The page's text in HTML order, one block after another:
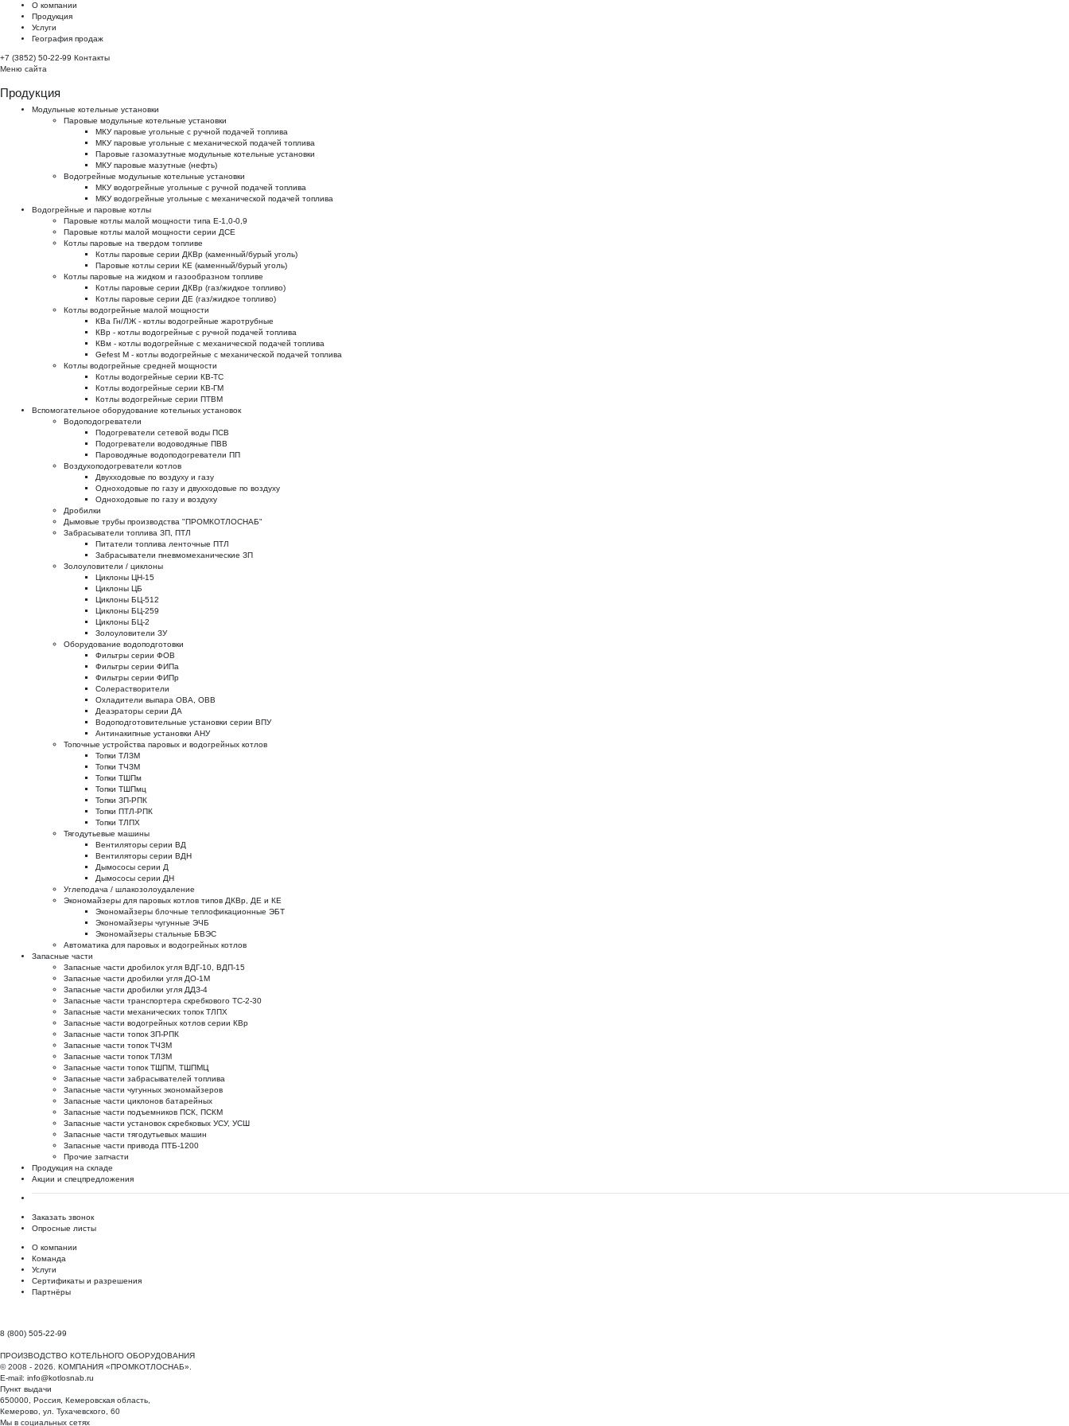
О компании
Продукция
Услуги
География продаж
+7 (3852) 50-22-99 Контакты
Меню сайта
Продукция
Модульные котельные установки
Паровые модульные котельные установки
МКУ паровые угольные с ручной подачей топлива
МКУ паровые угольные с механической подачей топлива
Паровые газомазутные модульные котельные установки
МКУ паровые мазутные (нефть)
Водогрейные модульные котельные установки
МКУ водогрейные угольные с ручной подачей топлива
МКУ водогрейные угольные с механической подачей топлива
Водогрейные и паровые котлы
Паровые котлы малой мощности типа Е-1,0-0,9
Паровые котлы малой мощности серии ДСЕ
Котлы паровые на твердом топливе
Котлы паровые серии ДКВр (каменный/бурый уголь)
Паровые котлы серии КЕ (каменный/бурый уголь)
Котлы паровые на жидком и газообразном топливе
Котлы паровые серии ДКВр (газ/жидкое топливо)
Котлы паровые серии ДЕ (газ/жидкое топливо)
Котлы водогрейные малой мощности
КВа Гн/ЛЖ - котлы водогрейные жаротрубные
КВр - котлы водогрейные с ручной подачей топлива
КВм - котлы водогрейные с механической подачей топлива
Gefest M - котлы водогрейные с механической подачей топлива
Котлы водогрейные средней мощности
Котлы водогрейные серии КВ-ТС
Котлы водогрейные серии КВ-ГМ
Котлы водогрейные серии ПТВМ
Вспомогательное оборудование котельных установок
Водоподогреватели
Подогреватели сетевой воды ПСВ
Подогреватели водоводяные ПВВ
Пароводяные водоподогреватели ПП
Воздухоподогреватели котлов
Двухходовые по воздуху и газу
Одноходовые по газу и двухходовые по воздуху
Одноходовые по газу и воздуху
Дробилки
Дымовые трубы производства "ПРОМКОТЛОСНАБ"
Забрасыватели топлива ЗП, ПТЛ
Питатели топлива ленточные ПТЛ
Забрасыватели пневмомеханические ЗП
Золоуловители / циклоны
Циклоны ЦН-15
Циклоны ЦБ
Циклоны БЦ-512
Циклоны БЦ-259
Циклоны БЦ-2
Золоуловители ЗУ
Оборудование водоподготовки
Фильтры серии ФОВ
Фильтры серии ФИПа
Фильтры серии ФИПр
Солерастворители
Охладители выпара ОВА, ОВВ
Деаэраторы серии ДА
Водоподготовительные установки серии ВПУ
Антинакипные установки АНУ
Топочные устройства паровых и водогрейных котлов
Топки ТЛЗМ
Топки ТЧЗМ
Топки ТШПм
Топки ТШПмц
Топки ЗП-РПК
Топки ПТЛ-РПК
Топки ТЛПХ
Тягодутьевые машины
Вентиляторы серии ВД
Вентиляторы серии ВДН
Дымососы серии Д
Дымососы серии ДН
Углеподача / шлакозолоудаление
Экономайзеры для паровых котлов типов ДКВр, ДЕ и КЕ
Экономайзеры блочные теплофикационные ЭБТ
Экономайзеры чугунные ЭЧБ
Экономайзеры стальные БВЭС
Автоматика для паровых и водогрейных котлов
Запасные части
Запасные части дробилок угля ВДГ-10, ВДП-15
Запасные части дробилки угля ДО-1М
Запасные части дробилки угля ДДЗ-4
Запасные части транспортера скребкового ТС-2-30
Запасные части механических топок ТЛПХ
Запасные части водогрейных котлов серии КВр
Запасные части топок ЗП-РПК
Запасные части топок ТЧЗМ
Запасные части топок ТЛЗМ
Запасные части топок ТШПМ, ТШПМЦ
Запасные части забрасывателей топлива
Запасные части чугунных экономайзеров
Запасные части циклонов батарейных
Запасные части подъемников ПСК, ПСКМ
Запасные части установок скребковых УСУ, УСШ
Запасные части тягодутьевых машин
Запасные части привода ПТБ-1200
Прочие запчасти
Продукция на складе
Акции и спецпредложения
Заказать звонок
Опросные листы
О компании
Команда
Услуги
Сертификаты и разрешения
Партнёры
8 (800) 505-22-99
ПРОИЗВОДСТВО КОТЕЛЬНОГО ОБОРУДОВАНИЯ
© 2008 - 2026. КОМПАНИЯ «ПРОМКОТЛОСНАБ».
E-mail: info@kotlosnab.ru
Пункт выдачи
650000 Россия Кемеровская область
Кемерово ул. Тухачевского, 60
Мы в социальных сетях